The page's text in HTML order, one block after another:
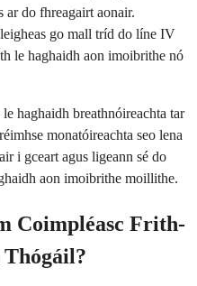
ar do fhreagairt aonair.
go mall tríd do líne IV
le haghaidh aon imoibrithe nó
haghaidh breathnóireachta tar
monatóireachta seo lena
i gceart agus ligeann sé do
aon imoibrithe moillithe.
Coimpléasc Frith-
Thógáil?